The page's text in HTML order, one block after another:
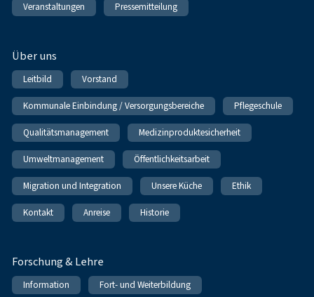
Veranstaltungen Pressemitteilung
Über uns
Leitbild Vorstand
Kommunale Einbindung / Versorgungsbereiche Pflegeschule
Qualitätsmanagement Medizinproduktesicherheit
Umweltmanagement Öffentlichkeitsarbeit
Migration und Integration Unsere Küche Ethik
Kontakt Anreise Historie
Forschung & Lehre
Information Fort- und Weiterbildung